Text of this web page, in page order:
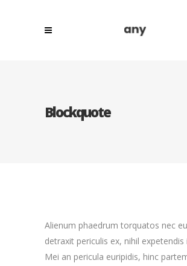
Blockquote
Alienum phaedrum torquatos nec
detraxit periculis ex, nihil expetendis
Mei an pericula euripidis, hinc